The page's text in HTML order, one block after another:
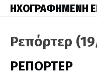
ΗΧΟΓΡΑΦΗΜΕΝΗ
Ρεπόρτερ
ΡΕΠΟΡΤΕΡ